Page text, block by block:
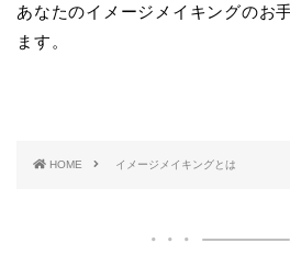
あなたのイメージメイキングのお
ます。
HOME イメージメイキングとは